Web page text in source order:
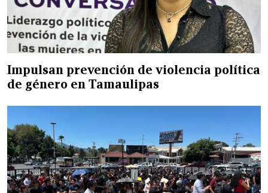
Impulsan prevención de violencia política
de género en Tamaulipas